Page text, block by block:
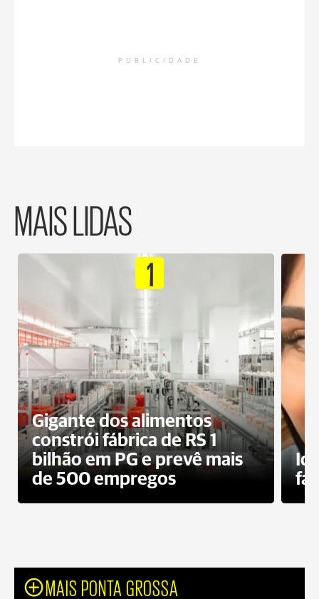
PUBLICIDADE
MAIS LIDAS
1
Gigante dos alimentos
constrói fábrica de RS 1
bilhão em PG e prevê mais
de 500 empregos
MAIS PONTA GROSSA